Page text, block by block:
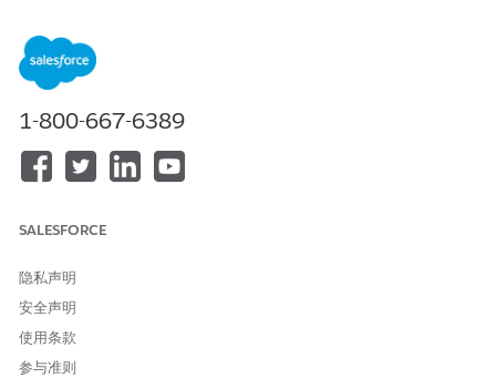
1-800-667-6389
SALESFORCE
隐私声明
安全声明
使用条款
参与准则